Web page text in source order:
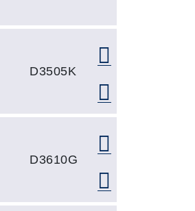
D3505K
D3610G